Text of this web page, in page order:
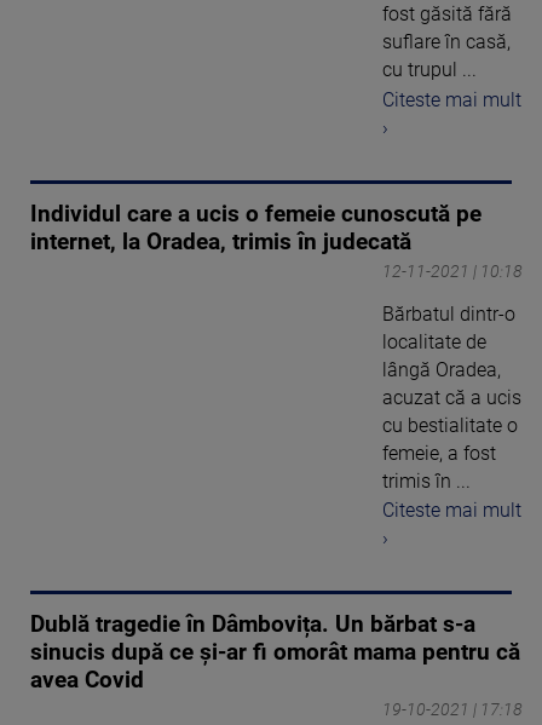
fost găsită fără
suflare în casă,
cu trupul ...
Citeste mai mult
›
Individul care a ucis o femeie cunoscută pe
internet, la Oradea, trimis în judecată
12-11-2021 | 10:18
Bărbatul dintr-o
localitate de
lângă Oradea,
acuzat că a ucis
cu bestialitate o
femeie, a fost
trimis în ...
Citeste mai mult
›
Dublă tragedie în Dâmbovița. Un bărbat s-a
sinucis după ce și-ar fi omorât mama pentru că
avea Covid
19-10-2021 | 17:18